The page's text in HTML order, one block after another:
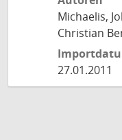
Michaelis,
Christian
27.01.2011